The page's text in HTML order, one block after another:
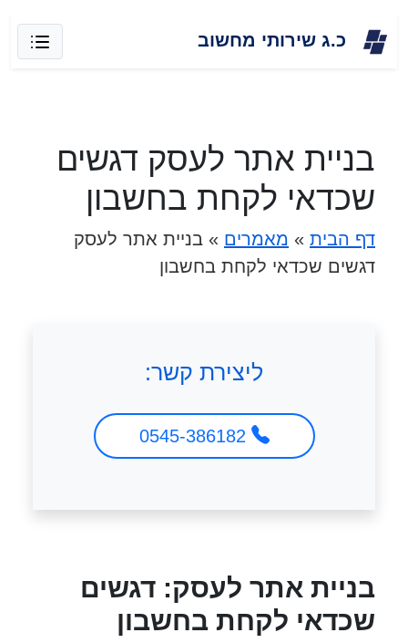
כ.ג שירותי מחשוב
בניית אתר לעסק דגשים
שכדאי לקחת בחשבון
דף הבית » מאמרים » בניית אתר לעסק
דגשים שכדאי לקחת בחשבון
ליצירת קשר:
בניית אתר לעסק: דגשים
שכדאי לקחת בחשבון